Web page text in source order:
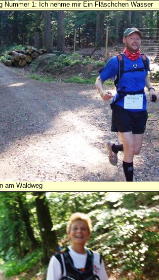
Nummer 1: Ich nehme mir Ein Fläschchen Wasser
am Waldweg